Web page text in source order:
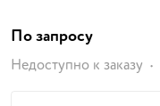
По запросу
Недоступно к заказу